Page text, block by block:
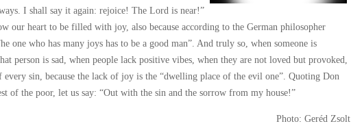
I shall say it again: rejoice! The Lord is near!”
our heart to be filled with joy, also because according to the German philosopher
one who has many joys has to be a good man”. And truly so, when someone is
person is sad, when people lack positive vibes, when they are not loved but provoked,
every sin, because the lack of joy is the “dwelling place of the evil one”. Quoting Don
of the poor, let us say: “Out with the sin and the sorrow from my house!”
Photo: Geréd Zsolt